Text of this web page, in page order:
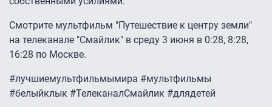
Смотрите мультфильм "Путешествие к центру земли"
на телеканале "Смайлик" в среду 3 июня в 0:28, 8:28,
16:28 по Москве.
#лучшиемультфильмымира #мультфильмы
#белыйклык #ТелеканалСмайлик #длядетей